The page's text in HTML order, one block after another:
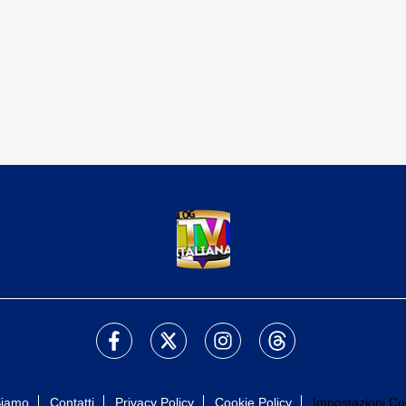
Contatti Privacy Policy Cookie Policy Impostazioni